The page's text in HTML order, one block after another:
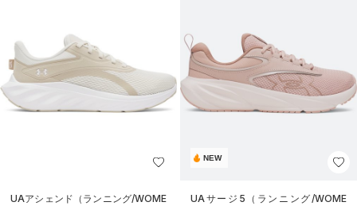
UAアシェンド（ランニング/WOME
NEW
UAサージ5（ランニング/WOME